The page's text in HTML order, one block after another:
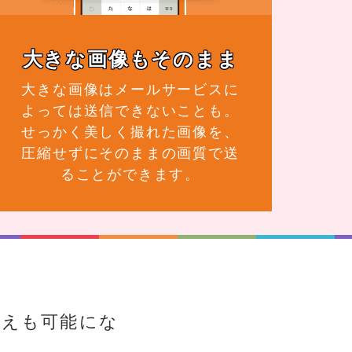
大きな画像もそのまま
大きな画像はメールサービスに
よっては送信できないことも。
せっかく美しく撮れた画像を、
圧縮せずにそのままの画質で送
ることができます。
も可能にな